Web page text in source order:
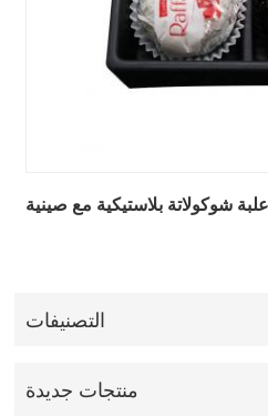
علبة شوكولاتة بلاستيكية مع صينية
التصنيفات
منتجات جديدة